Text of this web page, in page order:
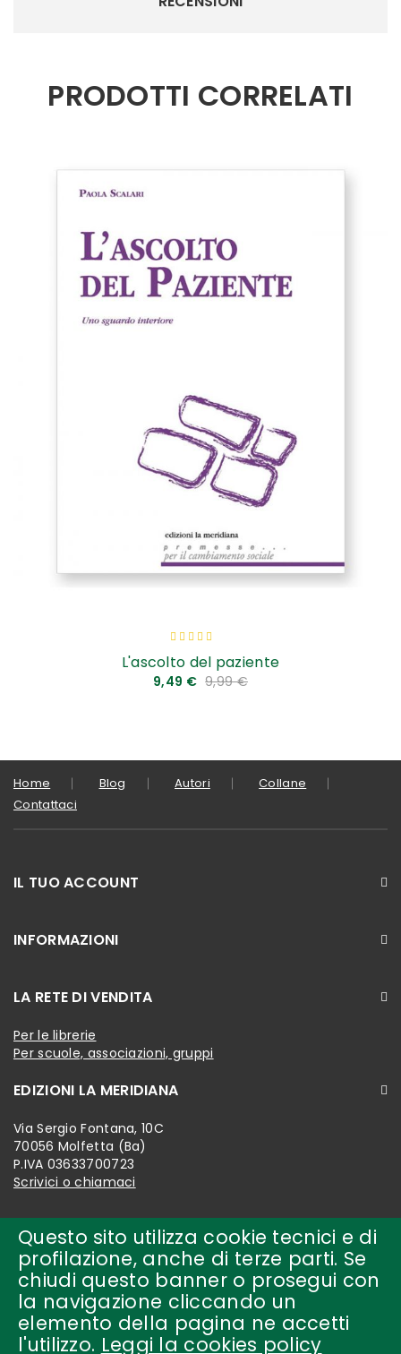
Questo sito utilizza cookie tecnici e di
profilazione, anche di terze parti. Se
chiudi questo banner o prosegui con
la navigazione cliccando un
elemento della pagina ne accetti
l'utilizzo. Leggi la cookies policy
PRODOTTI CORRELATI
Valutazione:
L'ascolto del paziente
9,49 € 9,99 €
Home Blog Autori
Collane
Contattaci
IL TUO ACCOUNT
INFORMAZIONI
LA RETE DI VENDITA
Per le librerie
Per scuole, associazioni, gruppi
EDIZIONI LA MERIDIANA
Via Sergio Fontana, 10C
70056 Molfetta (Ba)
P.IVA 03633700723
Scrivici o chiamaci